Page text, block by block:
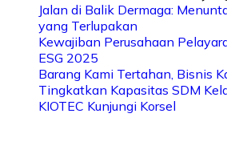
Jalan di Balik Dermaga:
yang Terlupakan
Kewajiban Perusahaan
ESG 2025
Barang Kami Tertahan, Bisnis
Tingkatkan Kapasitas SDM
KIOTEC Kunjungi Korsel